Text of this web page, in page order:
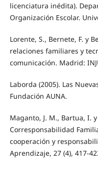
licenciatura inédita).
Organización Escolar.
Lorente, S., Bernete, F. y
relaciones familiares y
comunicación. Madrid:
Laborda (2005). Las
Fundación AUNA.
Maganto, J. M., Bartua, I.
Corresponsabilidad
cooperación y
Aprendizaje, 27 (4), 417-